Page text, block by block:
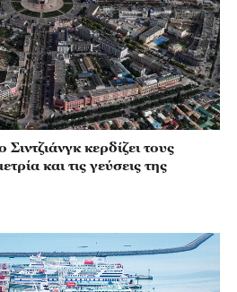
κερδίζει τους
και τις γεύσεις της